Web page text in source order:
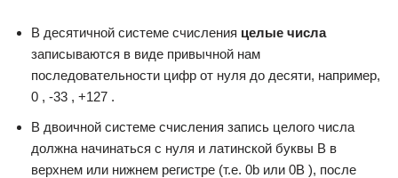
В десятичной системе счисления целые числа
записываются в виде привычной нам
последовательности цифр от нуля до десяти, например,
0 , -33 , +127 .
В двоичной системе счисления запись целого числа
должна начинаться с нуля и латинской буквы B в
верхнем или нижнем регистре (т.е. 0b или 0B ), после